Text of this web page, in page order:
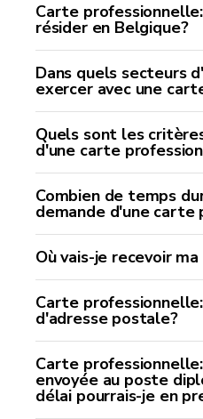
Carte
résider en Belgique?
Dans quels secteurs
exercer avec une
Quels sont les
d'une carte
Combien de temps
demande d'une carte
Où vais-je recevoir
Carte
d'adresse postale?
Carte
envoyée au poste
délai pourrais-je en